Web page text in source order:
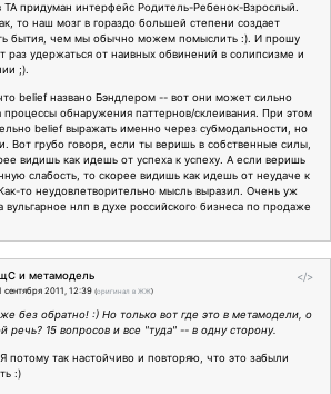
ТА придуман интерфейс Родитель-Ребенок-Взрослый.
то наш мозг в гораздо большей степени создает
бытия, чем мы обычно можем помыслить :). И прошу
раз удержаться от наивных обвинений в солипсизме и
;).
belief названо Бэндлером -- вот они может сильно
процессы обнаружения паттернов/склеивания. При этом
belief выражать именно через субмодальности, но
Вот грубо говоря, если ты веришь в собственные силы,
видишь как идешь от успеха к успеху. А если веришь
слабость, то скорее видишь как идешь от неудаче к
то неудовлетворительно мысль выразил. Очень уж
вульгарное нлп в духе российского бизнеса по продаже
</>
и метамодель
сентября 2011, 12:39 (оригинал в ЖЖ)
без обратно! :) Но только вот где это в метамодели, о
речь? 15 вопросов и все "туда" -- в одну сторону.
потому так настойчиво и повторяю, что это забыли
:)